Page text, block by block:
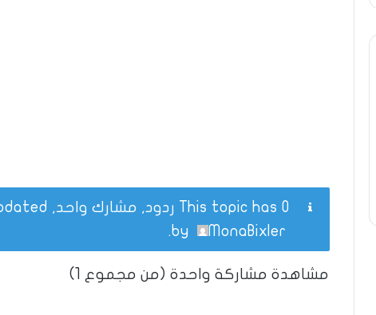
This topic has 0 ردود, مشارك واحد, and was last updated
by
MonaBixler
.
مشاهدة مشاركة واحدة (من مجموع 1)